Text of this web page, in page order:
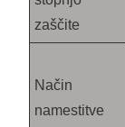
zaščite
Način
namestitve